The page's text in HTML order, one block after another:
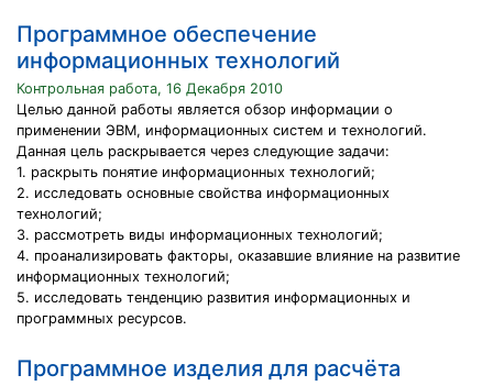
Программное обеспечение
информационных технологий
Контрольная работа, 16 Декабря 2010
Целью данной работы является обзор информации о
применении ЭВМ, информационных систем и технологий.
Данная цель раскрывается через следующие задачи:
1. раскрыть понятие информационных технологий;
2. исследовать основные свойства информационных
технологий;
3. рассмотреть виды информационных технологий;
4. проанализировать факторы, оказавшие влияние на развитие
информационных технологий;
5. исследовать тенденцию развития информационных и
программных ресурсов.
Программное изделия для расчёта